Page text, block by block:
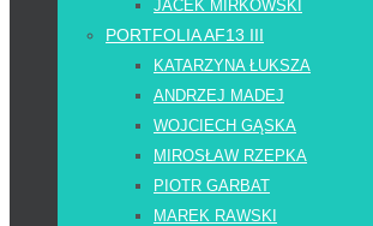
JACEK MIRKOWSKI
PORTFOLIA AF13 III
KATARZYNA ŁUKSZA
ANDRZEJ MADEJ
WOJCIECH GĄSKA
MIROSŁAW RZEPKA
PIOTR GARBAT
MAREK RAWSKI